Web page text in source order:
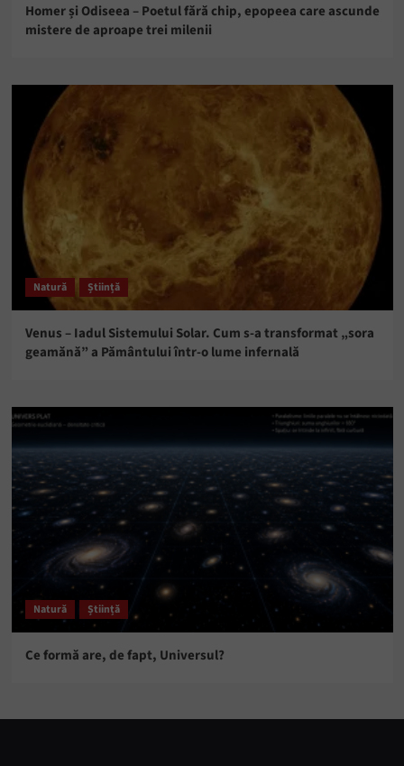
Homer și Odiseea – Poetul fără chip, epopeea care ascunde
mistere de aproape trei milenii
Natură Știință
Venus – Iadul Sistemului Solar. Cum s-a transformat „sora
geamănă” a Pământului într-o lume infernală
Natură Știință
Ce formă are, de fapt, Universul?